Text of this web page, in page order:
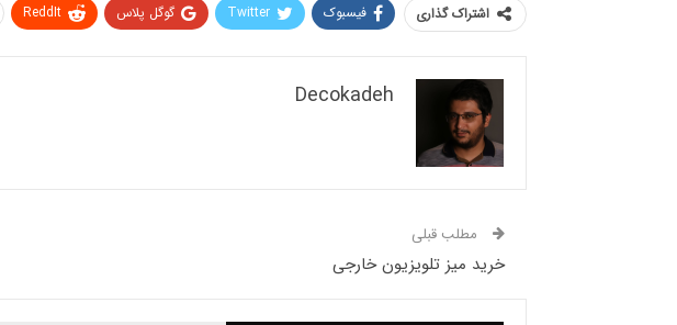
اشتراک گذاری فیسبوک Twitter گوگل پلاس ReddIt
Decokadeh
مطلب قبلی
خرید میز تلویزیون خارجی